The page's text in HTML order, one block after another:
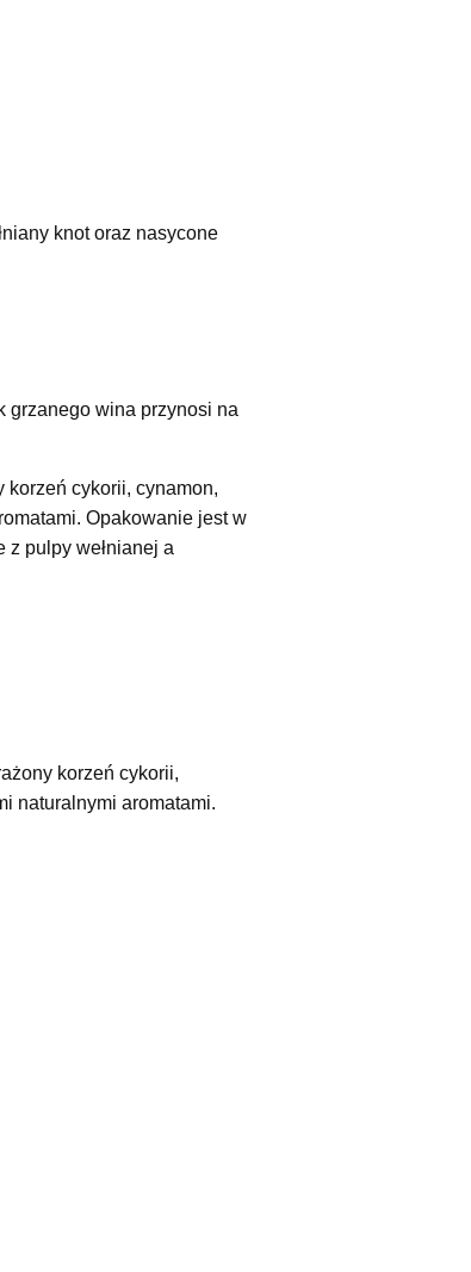
knot oraz nasycone
grzanego wina przynosi na
korzeń cykorii, cynamon,
Opakowanie jest w
pulpy wełnianej a
korzeń cykorii,
naturalnymi aromatami.